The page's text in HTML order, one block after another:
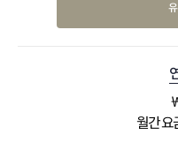
월간 요